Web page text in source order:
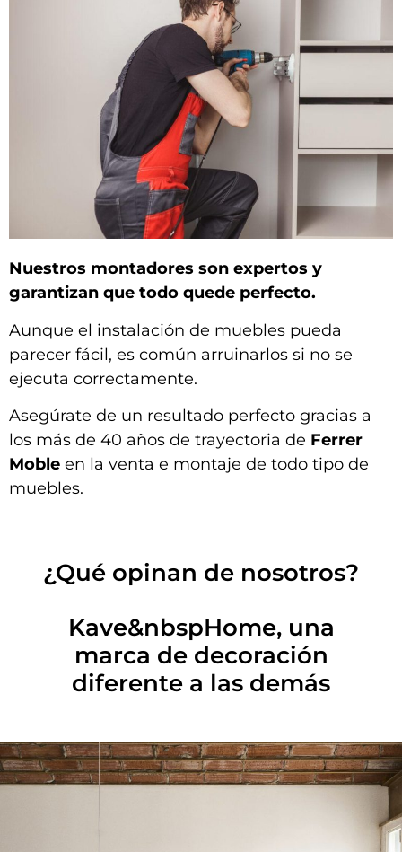
Nuestros montadores son expertos y
garantizan que todo quede perfecto.
Aunque el instalación de muebles pueda
parecer fácil, es común arruinarlos si no se
ejecuta correctamente.
Asegúrate de un resultado perfecto gracias a
los más de 40 años de trayectoria de Ferrer
Moble en la venta e montaje de todo tipo de
muebles.
¿Qué opinan de nosotros?
Kave&nbspHome, una
marca de decoración
diferente a las demás